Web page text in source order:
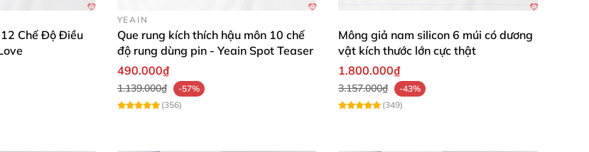
không sử dụng trong thời gian dài, tránh trường hợp làm giảm tuổi thọcủa máy.
nắng mặt trời.
Chế Độ Điều
YEAIN
Que rung kích thích hậu môn 10 chế
độ rung dùng pin - Yeain Spot Teaser
490.000₫
1.139.000₫
-57%
(356)
Mông giả nam silicon 6 múi có dương
vật kích thước lớn cực thật
1.800.000₫
3.157.000₫
-43%
(349)